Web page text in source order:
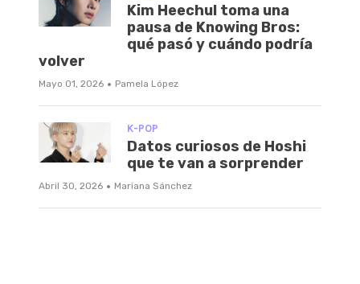
Kim Heechul toma una
pausa de Knowing Bros:
qué pasó y cuándo podría
volver
Mayo 01, 2026 · Pamela López
K-POP
Datos curiosos de Hoshi
que te van a sorprender
Abril 30, 2026 · Mariana Sánchez